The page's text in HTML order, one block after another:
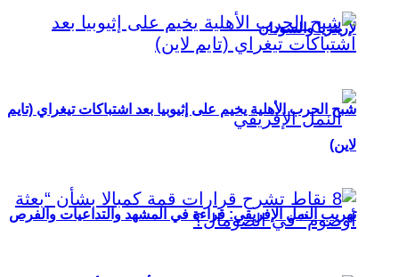
لإريتريا والسودان
تهريب النمل الإفريقي: قراءة في المشهد والتداعيات والفرص
شبح الحرب الأهلية يخيم على إثيوبيا بعد اشتباكات تيغراي (تايم
لاين)